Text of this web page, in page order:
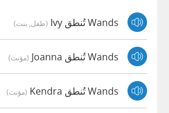
Wands تُنطق Ivy (طفل, بنت)
Wands تُنطق Joanna (مؤنث)
Wands تُنطق Kendra (مؤنث)